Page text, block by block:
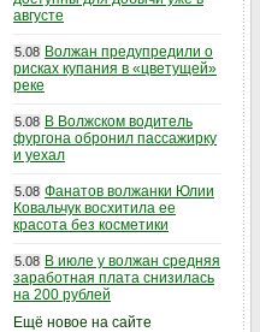
августе
5.08 Волжан предупредили о
рисках купания в «цветущей»
реке
5.08 В Волжском водитель
фургона обронил пассажирку
и уехал
5.08 Фанатов волжанки Юлии
Ковальчук восхитила ее
красота без косметики
5.08 В июле у волжан средняя
заработная плата снизилась
на 200 рублей
Ещё новое на сайте